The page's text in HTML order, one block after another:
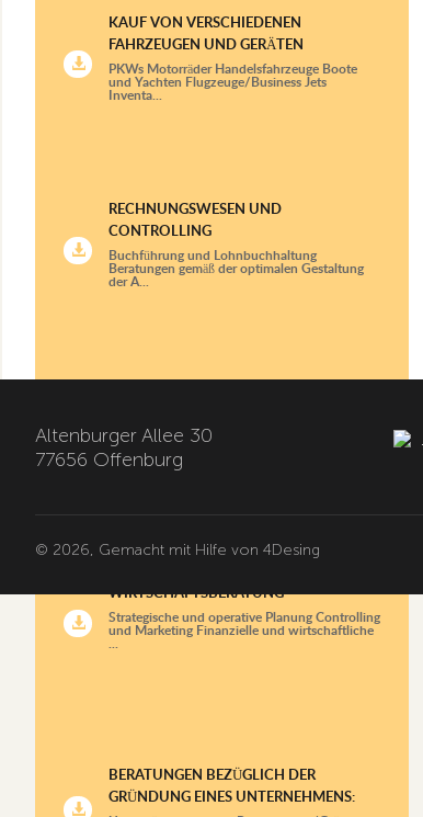
Zentren von Kinder- und
Jugendmedizin
KAUF VON VERSCHIEDENEN
FAHRZEUGEN UND GERÄTEN
PKWs Motorräder Handelsfahrzeuge Boote
und Yachten Flugzeuge/Business Jets
Inventa...
RECHNUNGSWESEN UND
CONTROLLING
Buchführung und Lohnbuchhaltung
Beratungen gemäß der optimalen Gestaltung
der A...
Vorbereitung aller Arten von Steuererklärungen
für Unternehmen und Privatpersonen Ber...
WIRTSCHAFTSBERATUNG
Strategische und operative Planung Controlling
und Marketing Finanzielle und wirtschaftliche
BERATUNGEN BEZÜGLICH DER
GRÜNDUNG EINES UNTERNEHMENS:
Altenburger Allee 30
77656 Offenburg
© 2026, Gemacht mit Hilfe von 4Desing